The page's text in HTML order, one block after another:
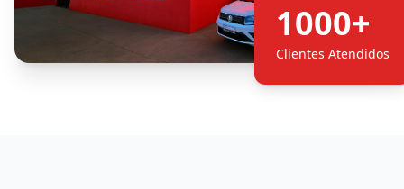
1000+
Clientes Atendidos